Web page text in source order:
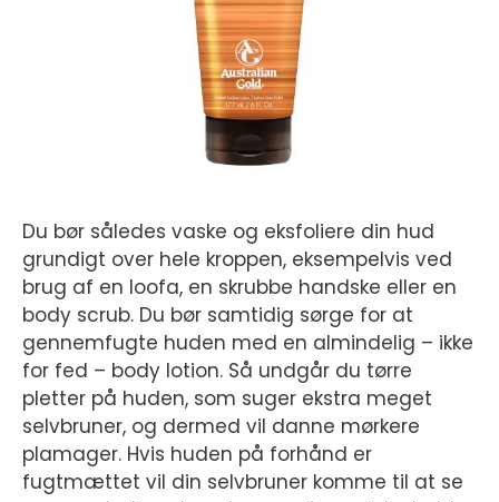
Du bør således vaske og eksfoliere din hud
grundigt over hele kroppen, eksempelvis ved
brug af en loofa, en skrubbe handske eller en
body scrub. Du bør samtidig sørge for at
gennemfugte huden med en almindelig – ikke
for fed – body lotion. Så undgår du tørre
pletter på huden, som suger ekstra meget
selvbruner, og dermed vil danne mørkere
plamager. Hvis huden på forhånd er
fugtmættet vil din selvbruner komme til at se